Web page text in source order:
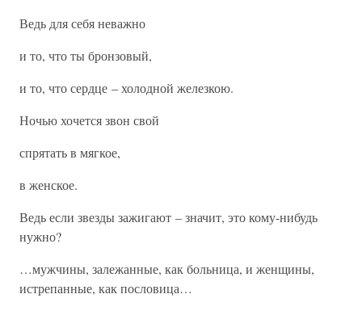
Ведь для себя неважно
и то, что ты бронзовый,
и то, что сердце – холодной железкою.
Ночью хочется звон свой
спрятать в мягкое,
в женское.
Ведь если звезды зажигают – значит, это кому-нибудь
нужно?
…мужчины, залежанные, как больница, и женщины,
истрепанные, как пословица…